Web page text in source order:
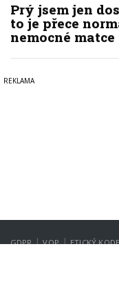
Prý jsem jen
to je přece
nemocné
GDPR | VOP | ETICKÝ